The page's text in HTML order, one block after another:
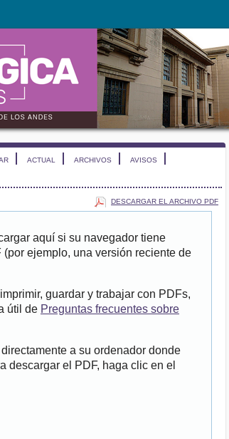
ACTUAL ARCHIVOS AVISOS
DESCARGAR EL ARCHIVO PDF
aquí si su navegador tiene
ejemplo, una versión reciente de
guardar y trabajar con PDFs,
útil de Preguntas frecuentes sobre
a su ordenador donde
descargar el PDF, haga clic en el